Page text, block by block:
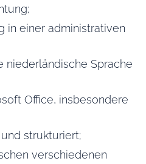
in einer administrativen
niederländische Sprache
Office, insbesondere
strukturiert;
verschiedenen